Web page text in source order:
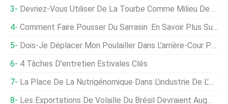
Devriez-Vous Utiliser De La Tourbe Comme Milieu De Culture ?
Comment Faire Pousser Du Sarrasin :en Savoir Plus Sur Les Utilisations Du Sarrasin Dans Les Jardins
Dois-Je Déplacer Mon Poulailler Dans L'arrière-Cour Pour Donner Aux Poules De L'herbe Fraîche ?
4 Tâches D'entretien Estivales Clés
La Place De La Nutrigénomique Dans L'industrie De L'élevage
Les Exportations De Volaille Du Brésil Devraient Augmenter De 7,5% Pour 2021